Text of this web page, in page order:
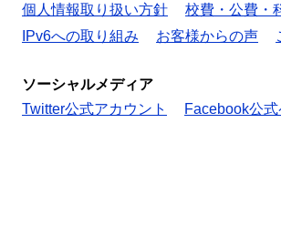
個人情報取り扱い方針
校費・公費・
IPv6への取り組み
お客様からの声
ソーシャルメディア
Twitter公式アカウント
Facebook公